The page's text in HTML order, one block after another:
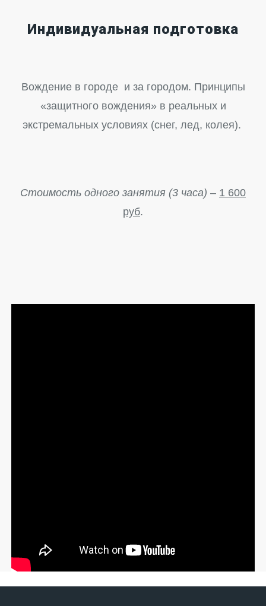
Индивидуальная подготовка
Вождение в городе и за городом. Принципы
«защитного вождения» в реальных и
экстремальных условиях (снег, лед, колея).
Стоимость одного занятия (3 часа) – 1 600
руб.